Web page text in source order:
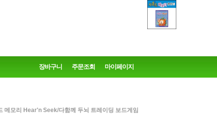
장바구니 주문조회 마이페이지
메모리 Hear'n Seek/다함께 두뇌 트레이딩 보드게임